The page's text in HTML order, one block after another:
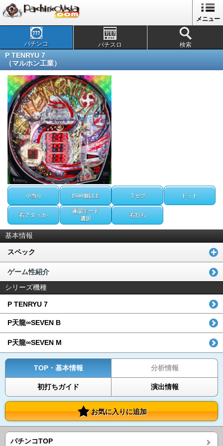
メニュー
パチンコ パチスロ 検索
P TENRYU 7
（マルホン工業）
小当り 1500個以上 ７セグ ドット
右アタッカ-
液晶モード
選択
右打ち
基本情報
スペック
ゲーム性紹介
シリーズ機種
P TENRYU 7
P天龍∞SEVEN B
P天龍∞SEVEN M
TOP・基本情報 分析情報
初打ちガイド 演出情報
お気に入りに追加
パチンコTOP